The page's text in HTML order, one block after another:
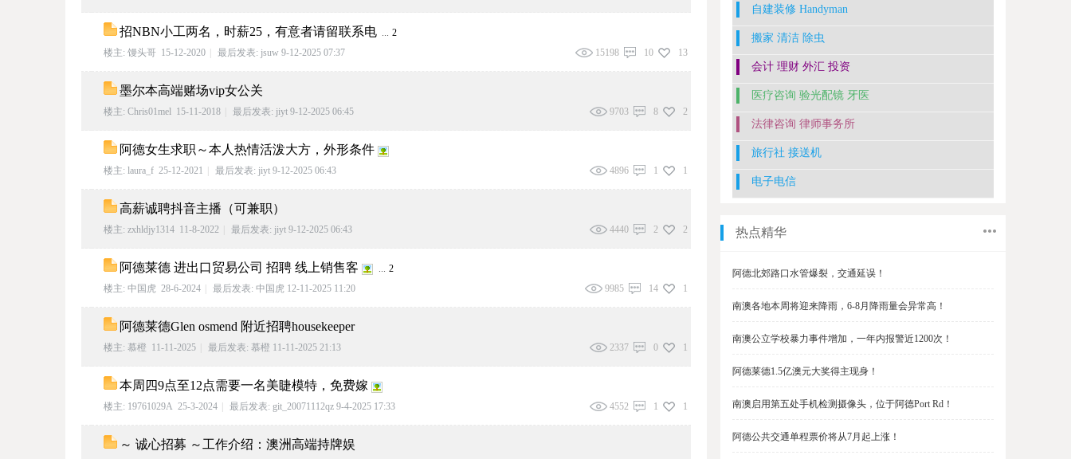
招NBN小工两名，时薪25，有意者请留联系电 ... 2
楼主: 馒头哥 15-12-2020 最后发表: jsuw 9-12-2025 07:37 15198 10 13
墨尔本高端赌场vip女公关
楼主: Chris01mel 15-11-2018 最后发表: jiyt 9-12-2025 06:45 9703 8 2
阿德女生求职～本人热情活泼大方，外形条件
楼主: laura_f 25-12-2021 最后发表: jiyt 9-12-2025 06:43 4896 1 1
高薪诚聘抖音主播（可兼职）
楼主: zxhldjy1314 11-8-2022 最后发表: jiyt 9-12-2025 06:43 4440 2 2
阿德莱德 进出口贸易公司 招聘 线上销售客 ... 2
楼主: 中国虎 28-6-2024 最后发表: 中国虎 12-11-2025 11:20 9985 14 1
阿德莱德Glen osmend 附近招聘housekeeper
楼主: 慕橙 11-11-2025 最后发表: 慕橙 11-11-2025 21:13 2337 0 1
本周四9点至12点需要一名美睫模特，免费嫁
楼主: 19761029A 25-3-2024 最后发表: git_20071112qz 9-4-2025 17:33 4552 1 1
～ 诚心招募 ～工作介绍：澳洲高端持牌娱
自建装修 Handyman
搬家 清洁 除虫
会计 理财 外汇 投资
医疗咨询 验光配镜 牙医
法律咨询 律师事务所
旅行社 接送机
电子电信
热点精华
阿德北郊路口水管爆裂，交通延误！
南澳各地本周将迎来降雨，6-8月降雨量会异常高！
南澳公立学校暴力事件增加，一年内报警近1200次！
阿德莱德1.5亿澳元大奖得主现身！
南澳启用第五处手机检测摄像头，位于阿德Port Rd！
阿德公共交通单程票价将从7月起上涨！